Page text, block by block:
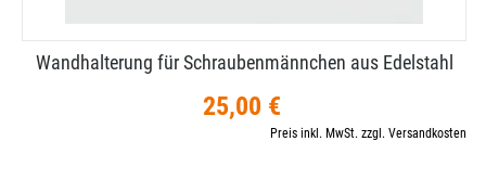
Wandhalterung für Schraubenmännchen aus Edelstahl
25,00 €
Preis inkl. MwSt. zzgl. Versandkosten